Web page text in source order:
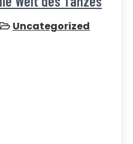
Uncategorized